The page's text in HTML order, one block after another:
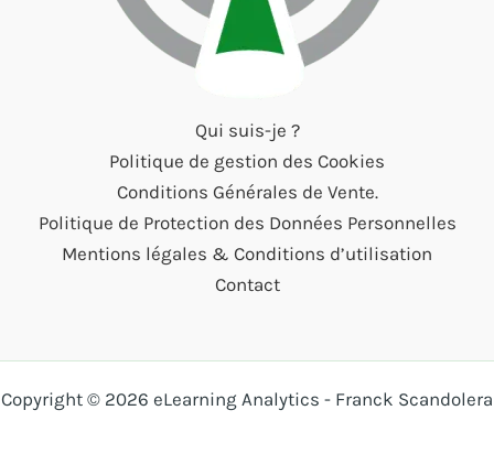
Qui suis-je ?
Politique de gestion des Cookies
Conditions Générales de Vente.
Politique de Protection des Données Personnelles
Mentions légales & Conditions d’utilisation
Contact
Copyright © 2026 eLearning Analytics - Franck Scandolera